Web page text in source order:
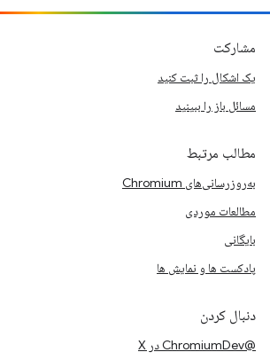
مشارکت
یک اشکال را ثبت کنید
مسائل باز را ببینید
مطالب مرتبط
به‌روزرسانی‌های Chromium
مطالعات موردی
بایگانی
پادکست ها و نمایش ها
دنبال کردن
@ChromiumDev در X